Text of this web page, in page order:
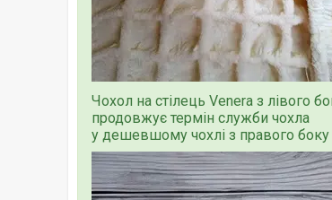
Чохол на стілець Venera з лівого
продовжує термін служби чохла
у дешевшому чохлі з правого боку